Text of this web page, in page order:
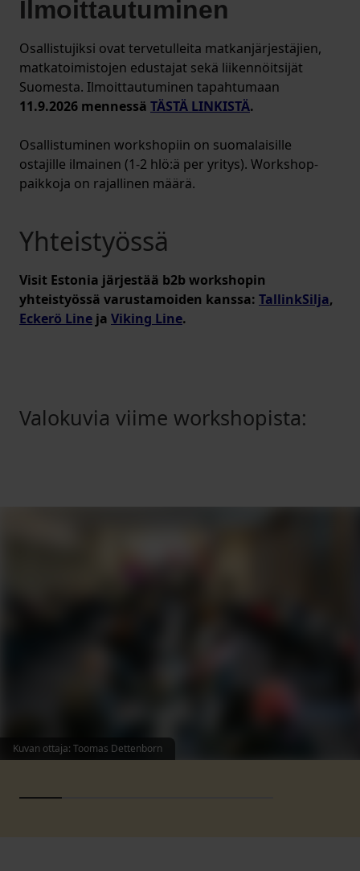
Ilmoittautuminen
Osallistujiksi ovat tervetulleita matkanjärjestäjien,
matkatoimistojen edustajat sekä liikennöitsijät
Suomesta. Ilmoittautuminen tapahtumaan
11.9.2026 mennessä TÄSTÄ LINKISTÄ.
Osallistuminen workshopiin on suomalaisille
ostajille ilmainen (1-2 hlö:ä per yritys). Workshop-
paikkoja on rajallinen määrä.
Yhteistyössä
Visit Estonia järjestää b2b workshopin
yhteistyössä varustamoiden kanssa: TallinkSilja,
Eckerö Line ja Viking Line.
Valokuvia viime workshopista:
Kuvan ottaja: Toomas Dettenborn